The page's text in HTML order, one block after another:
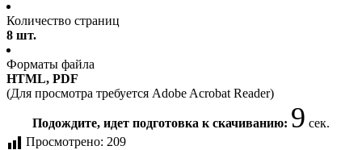
Количество страниц
8 шт.
Форматы файла
HTML, PDF
(Для просмотра требуется Adobe Acrobat Reader)
Подождите, идет подготовка к скачиванию: 9 сек.
Просмотрено: 209